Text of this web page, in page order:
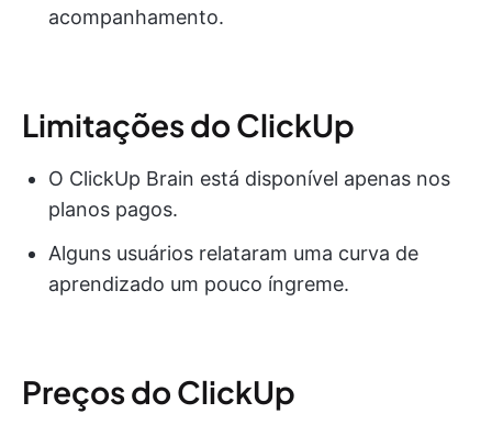
acompanhamento.
Limitações do ClickUp
O ClickUp Brain está disponível apenas nos
planos pagos.
Alguns usuários relataram uma curva de
aprendizado um pouco íngreme.
Preços do ClickUp